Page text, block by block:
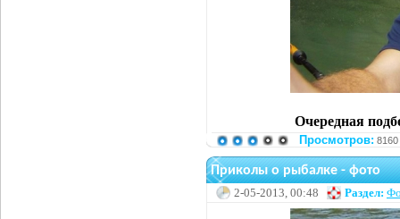
Очередная
Просмотров:
Приколы о рыбалке - фото
2-05-2013, 00:48 Раздел: